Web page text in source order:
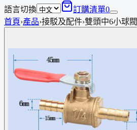
語言切換
訂購清單0
首頁›產品›接駁及配件›雙頭中6小球閥